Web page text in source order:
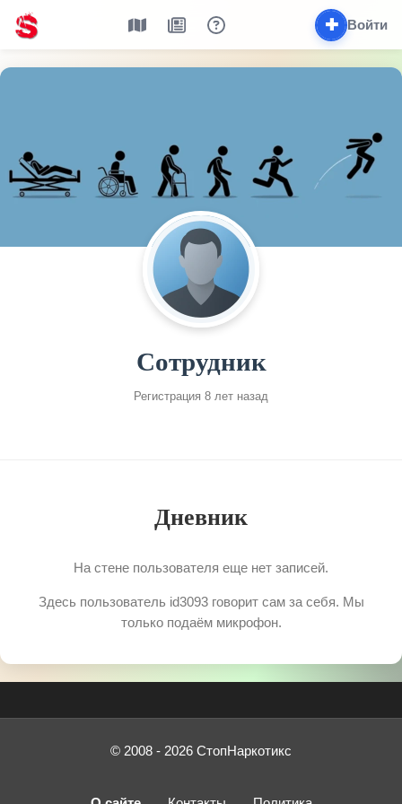
✚ Войти
Сотрудник
Регистрация 8 лет назад
Дневник
На стене пользователя еще нет записей.
Здесь пользователь id3093 говорит сам за себя. Мы
только подаём микрофон.
© 2008 - 2026 СтопНаркотикс